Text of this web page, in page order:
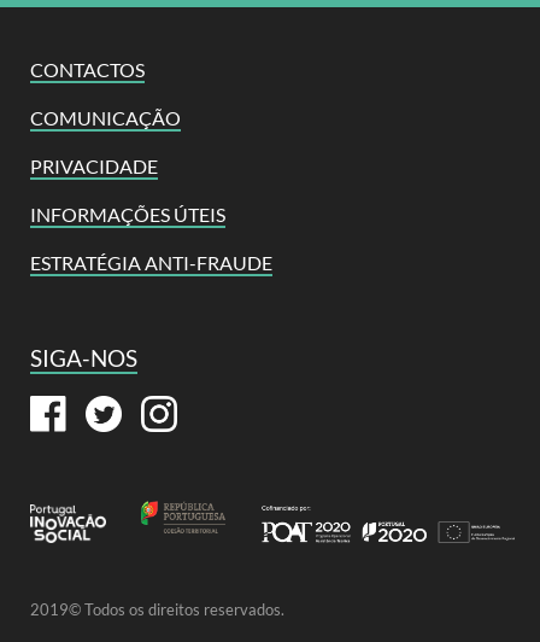
CONTACTOS
COMUNICAÇÃO
PRIVACIDADE
INFORMAÇÕES ÚTEIS
ESTRATÉGIA ANTI-FRAUDE
SIGA-NOS
2019© Todos os direitos reservados.